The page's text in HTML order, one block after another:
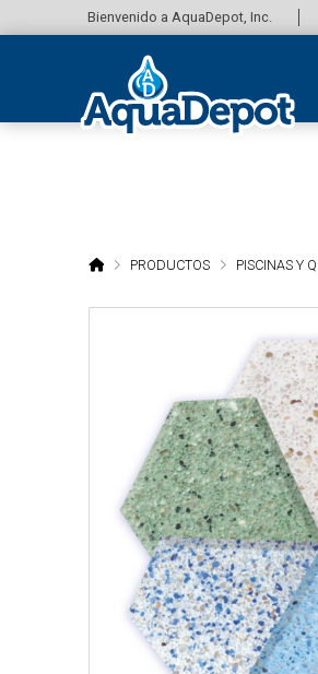
Bienvenido a AquaDepot, Inc.
HOMEPRODUCTOS PISCINAS Y